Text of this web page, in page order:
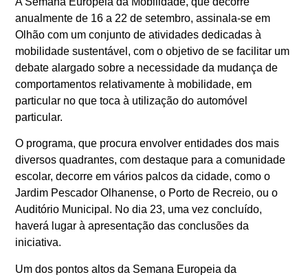
anualmente de 16 a 22 de setembro, assinala-se em
Olhão com um conjunto de atividades dedicadas à
mobilidade sustentável, com o objetivo de se facilitar um
debate alargado sobre a necessidade da mudança de
comportamentos relativamente à mobilidade, em
particular no que toca à utilização do automóvel
particular.
O programa, que procura envolver entidades dos mais
diversos quadrantes, com destaque para a comunidade
escolar, decorre em vários palcos da cidade, como o
Jardim Pescador Olhanense, o Porto de Recreio, ou o
Auditório Municipal. No dia 23, uma vez concluído,
haverá lugar à apresentação das conclusões da
iniciativa.
Um dos pontos altos da Semana Europeia da